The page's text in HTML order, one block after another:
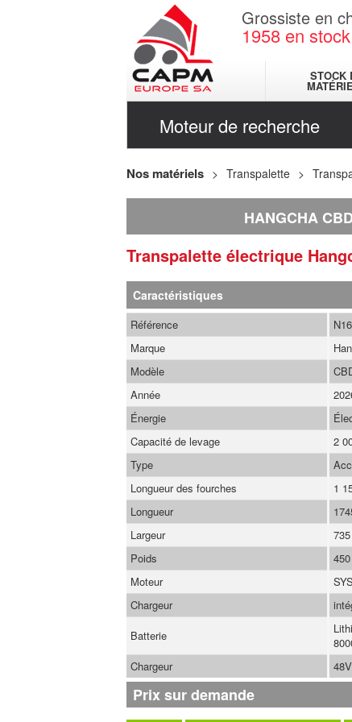
Grossiste en
1958 en stock
STOCK
Moteur de recherche
Nos matériels Transpalette
HANGCHA
Transpalette électrique
Caractéristiques
Référence
Marque
Modèle
Année
Énergie
Capacité de levage
2
Type
Longueur des fourches
1
Longueur
Largeur
Poids
Moteur
Chargeur
Batterie
Chargeur
Prix sur demande